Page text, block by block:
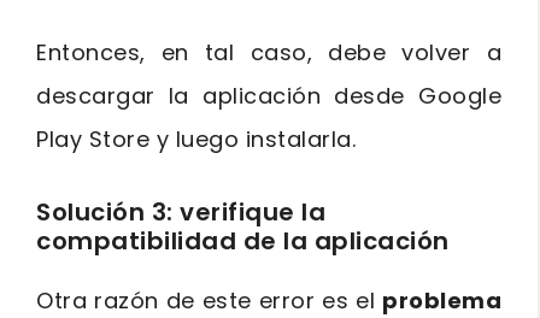
Entonces, en tal caso, debe volver a
descargar la aplicación desde Google
Play Store y luego instalarla.
Solución 3: verifique la
compatibilidad de la aplicación
Otra razón de este error es el problema